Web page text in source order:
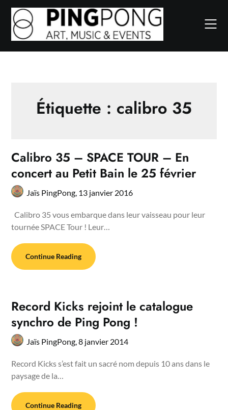
Skip
content
Étiquette : calibro 35
Calibro 35 – SPACE TOUR – En
concert au Petit Bain le 25 février
Jaïs PingPong, 13 janvier 2016
Calibro 35 vous embarque dans leur vaisseau pour leur
tournée SPACE Tour ! Leur…
Continue Reading
Record Kicks rejoint le catalogue
synchro de Ping Pong !
Jaïs PingPong,8 janvier 2014
Record Kicks s’est fait un sacré nom depuis 10 ans dans le
paysage de la…
Continue Reading